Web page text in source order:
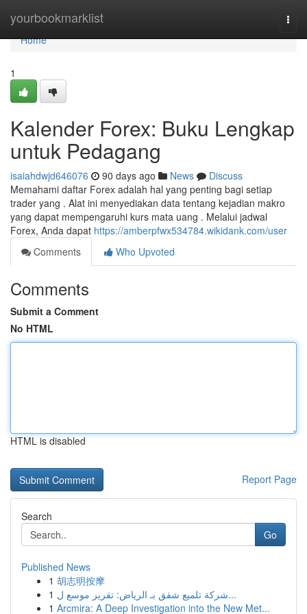
yourbookmarklist
Home
Home
1
Kalender Forex: Buku Lengkap
untuk Pedagang
isaiahdwjd646076 90 days ago News
Discuss
Memahami daftar Forex adalah hal yang penting bagi setiap
trader yang . Alat ini menyediakan data tentang kejadian makro
yang dapat mempengaruhi kurs mata uang . Melalui jadwal
Forex, Anda dapat https://amberpfwx534784.wikidank.com/user
Comments
Who Upvoted
Comments
Submit a Comment
No HTML
HTML is disabled
Report Page
Search
Go
Published News
1 胡志明按摩
1
شركة تلميع شقق بـ الرياض: تقرير موسع ل...
1 Arcmira: A Deep Investigation into the New Met...